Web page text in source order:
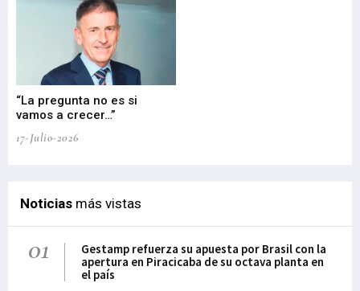
“La pregunta no es si
vamos a crecer…”
17-Julio-2026
Noticias más vistas
01
Gestamp refuerza su apuesta por Brasil con la
apertura en Piracicaba de su octava planta en
el país